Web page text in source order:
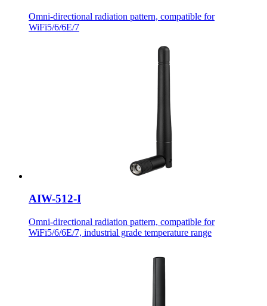
Omni-directional radiation pattern, compatible for
WiFi5/6/6E/7
AIW-512-I
Omni-directional radiation pattern, compatible for
WiFi5/6/6E/7, industrial grade temperature range